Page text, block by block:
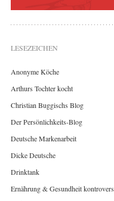
LESEZEICHEN
Anonyme Köche
Arthurs Tochter kocht
Christian Buggischs Blog
Der Persönlichkeits-Blog
Deutsche Markenarbeit
Dicke Deutsche
Drinktank
Ernährung & Gesundheit kontrovers